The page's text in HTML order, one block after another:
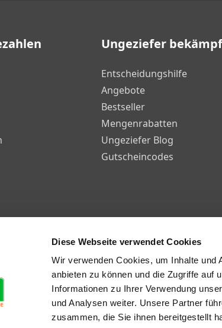
Diese Webseite verwendet Cookies
Wir verwenden Cookies, um Inhalte und
anbieten zu können und die Zugriffe auf
Informationen zu Ihrer Verwendung
und Analysen weiter. Unsere Partner
zusammen, die Sie ihnen bereitgestellt
Ungeziefer
Entscheidungshilfe
Angebote
Bestseller
Mengenrabatten
Ungeziefer Blog
Gutscheincodes
GeschäftsbedingungenPrivatsphäre und Datenschutz